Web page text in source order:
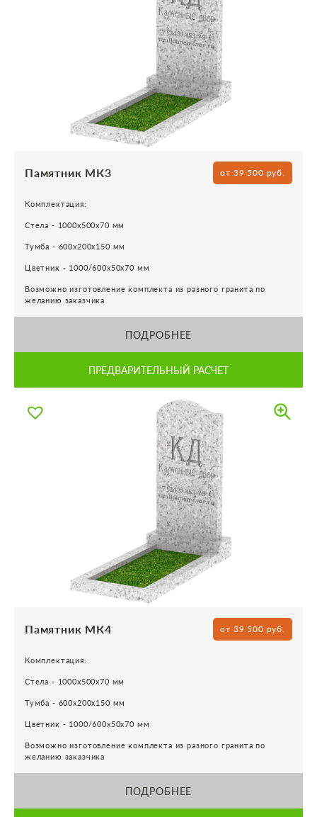
Памятник МК3 от 39 500 руб.
Комплектация:
Стела - 1000х500х70 мм
Тумба - 600х200х150 мм
Цветник - 1000/600х50х70 мм
Возможно изготовление комплекта из разного гранита по
желанию заказчика
ПОДРОБНЕЕ
ПРЕДВАРИТЕЛЬНЫЙ РАСЧЕТ
Памятник МК4 от 39 500 руб.
Комплектация:
Стела - 1000х500х70 мм
Тумба - 600х200х150 мм
Цветник - 1000/600х50х70 мм
Возможно изготовление комплекта из разного гранита по
желанию заказчика
ПОДРОБНЕЕ